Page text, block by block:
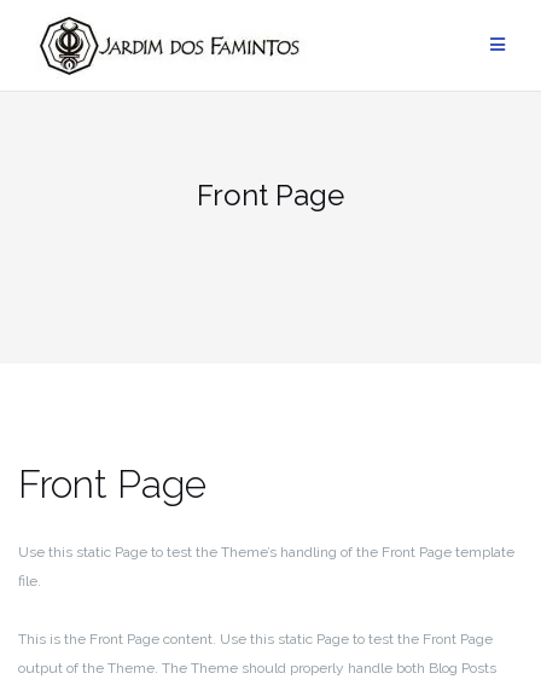
conteúdo
Front Page
Front Page
Use this static Page to test the Theme’s handling of the Front Page template
file.
This is the Front Page content. Use this static Page to test the Front Page
output of the Theme. The Theme should properly handle both Blog Posts